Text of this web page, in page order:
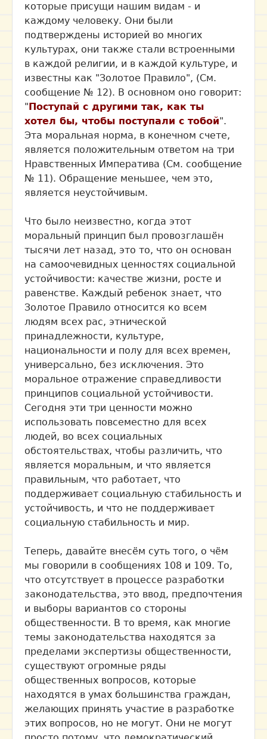
которые присущи нашим видам - и
каждому человеку. Они были
подтверждены историей во многих
культурах, они также стали встроенными
в каждой религии, и в каждой культуре, и
известны как "Золотое Правило", (См.
сообщение № 12). В основном оно говорит:
"Поступай с другими так, как ты
хотел бы, чтобы поступали с тобой".
Эта моральная норма, в конечном счете,
является положительным ответом на три
Нравственных Императива (См. сообщение
№ 11). Обращение меньшее, чем это,
является неустойчивым.
Что было неизвестно, когда этот
моральный принцип был провозглашён
тысячи лет назад, это то, что он основан
на самоочевидных ценностях социальной
устойчивости: качестве жизни, росте и
равенстве. Каждый ребенок знает, что
Золотое Правило относится ко всем
людям всех рас, этнической
принадлежности, культуре,
национальности и полу для всех времен,
универсально, без исключения. Это
моральное отражение справедливости
принципов социальной устойчивости.
Сегодня эти три ценности можно
использовать повсеместно для всех
людей, во всех социальных
обстоятельствах, чтобы различить, что
является моральным, и что является
правильным, что работает, что
поддерживает социальную стабильность и
устойчивость, и что не поддерживает
социальную стабильность и мир.
Теперь, давайте внесём суть того, о чём
мы говорили в сообщениях 108 и 109. То,
что отсутствует в процессе разработки
законодательства, это ввод, предпочтения
и выборы вариантов со стороны
общественности. В то время, как многие
темы законодательства находятся за
пределами экспертизы общественности,
существуют огромные ряды
общественных вопросов, которые
находятся в умах большинства граждан,
желающих принять участие в разработке
этих вопросов, но не могут. Они не могут